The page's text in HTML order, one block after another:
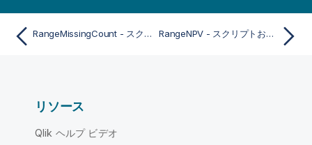
RangeMissingCount - スクリプトおよびチャート関数 RangeNPV - スクリプトおよびチャート関数
リソース
Qlik ヘルプ ビデオ